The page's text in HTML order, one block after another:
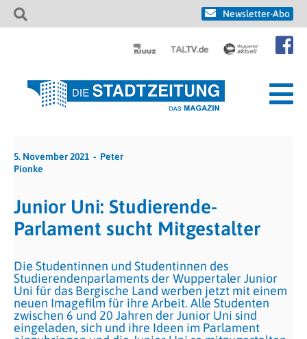
Newsletter-Abo
5. November 2021
Peter
Pionke
Junior Uni: Studierende-
Parlament sucht Mitgestalter
Die Studentinnen und Studentinnen des
Studierendenparlaments der Wuppertaler Junior
Uni für das Bergische Land werben jetzt mit einem
neuen Imagefilm für ihre Arbeit. Alle Studenten
zwischen 6 und 20 Jahren der Junior Uni sind
eingeladen, sich und ihre Ideen im Parlament